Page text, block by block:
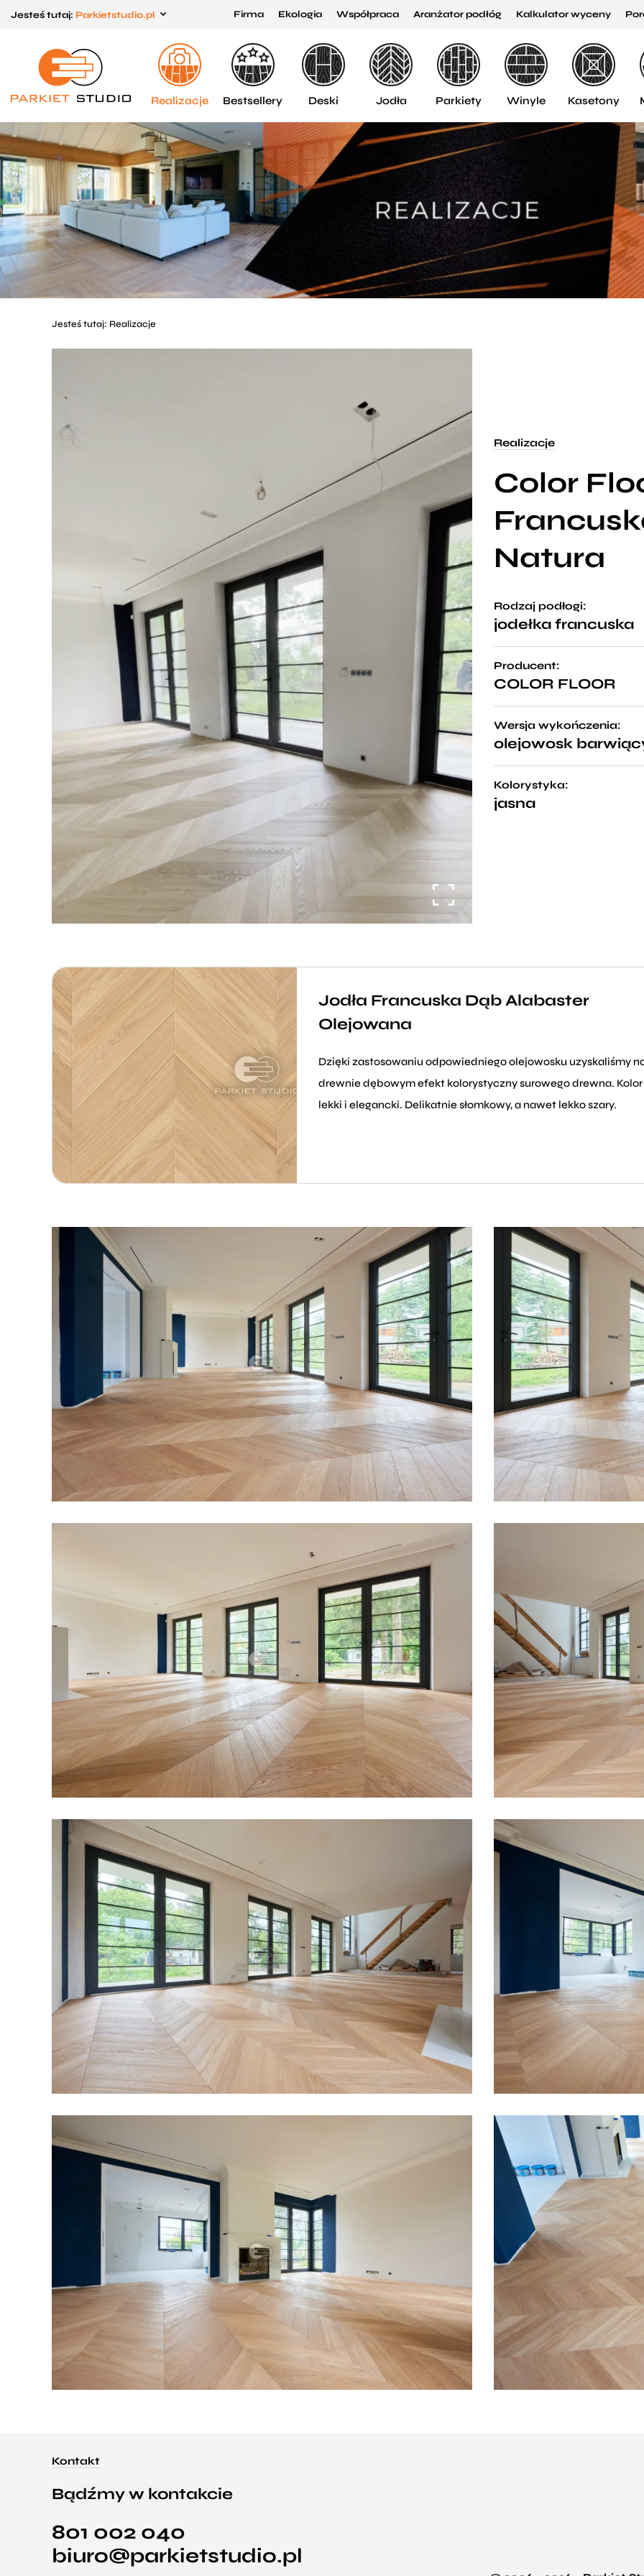
do menu
głównego
do
menu
w
stopce
Jesteś tutaj: Parkietstudio.pl Firma Ekologia Współpraca Aranżator podłóg Kalkulator wyceny
Realizacje Bestsellery Deski Jodła Parkiety Winyle Kasetony
Jesteś tutaj: Realizacje
Realizacje
Color
Natura
Rodzaj podłogi:
jodełka francuska
Producent:
COLOR FLOOR
Wersja wykończenia:
olejowosk
Kolorystyka:
jasna
Jodła Francuska Dąb Alabaster
Olejowana
Dzięki zastosowaniu odpowiedniego olejowosku uzyskaliśmy
drewnie dębowym efekt kolorystyczny surowego drewna. Kolor
lekki i elegancki. Delikatnie słomkowy, a nawet lekko szary.
Kontakt
Bądźmy w kontakcie
801 002 040
biuro@parkietstudio.pl